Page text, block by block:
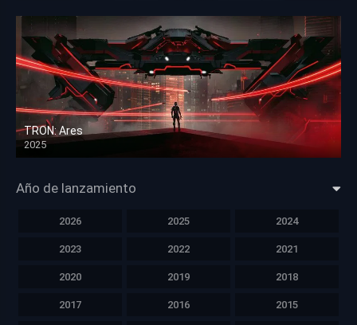
TRON: Ares
2025
HD 1080p
Año de lanzamiento
2026 2025 2024
2023 2022 2021
2020 2019 2018
2017 2016 2015